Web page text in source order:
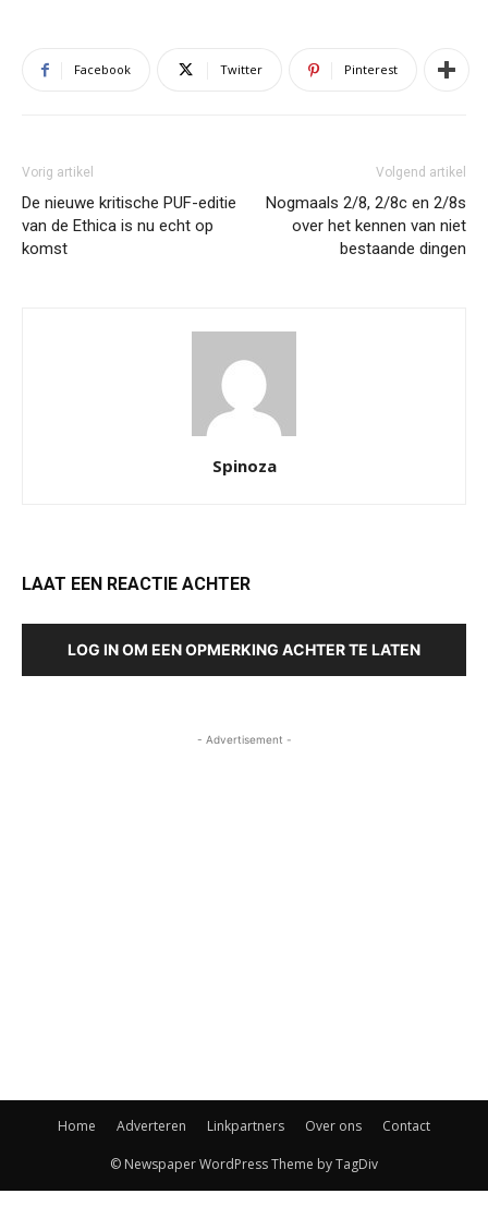
Facebook Twitter Pinterest
Vorig artikel
De nieuwe kritische PUF-editie
van de Ethica is nu echt op
komst
Volgend artikel
Nogmaals 2/8, 2/8c en 2/8s
over het kennen van niet
bestaande dingen
Spinoza
LAAT EEN REACTIE ACHTER
LOG IN OM EEN OPMERKING ACHTER TE LATEN
- Advertisement -
Home Adverteren Linkpartners Over ons Contact
© Newspaper WordPress Theme by TagDiv